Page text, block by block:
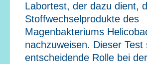
Labortest, der dazu dient,
Stoffwechselprodukte des
Magenbakteriums
nachzuweisen. Dieser Test
entscheidende Rolle bei der